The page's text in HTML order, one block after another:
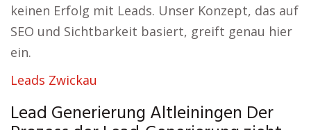
keinen Erfolg mit Leads. Unser Konzept, das auf
SEO und Sichtbarkeit basiert, greift genau hier
ein.
Leads Zwickau
Lead Generierung Altleiningen Der